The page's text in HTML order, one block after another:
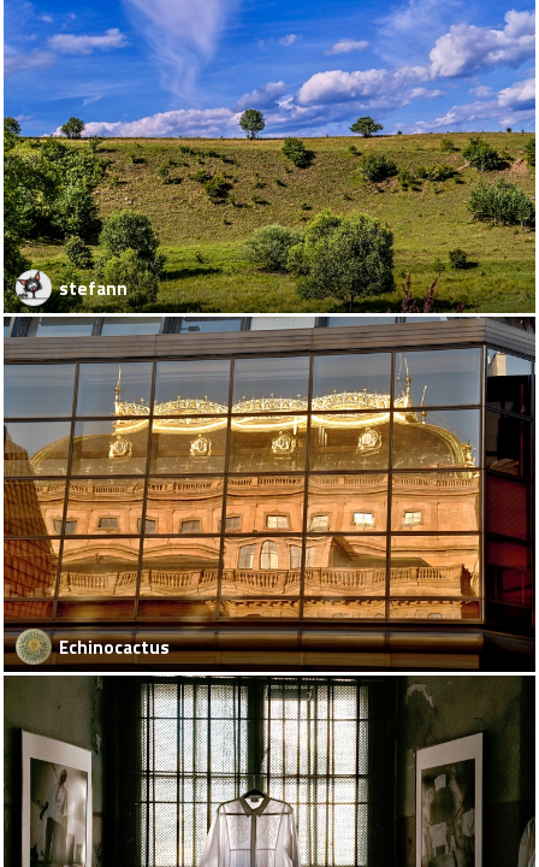
stefann
Echinocactus